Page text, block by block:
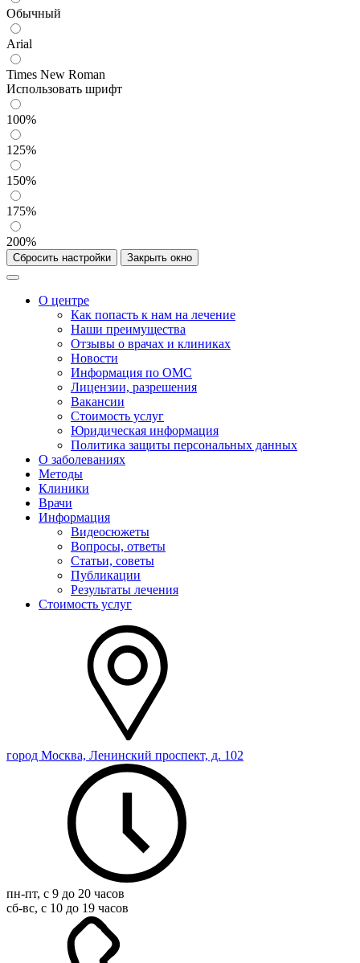
Обычный
Arial
Times New Roman
Использовать шрифт
100%
125%
150%
175%
200%
Сбросить настройки Закрыть окно
О центре
Как попасть к нам на лечение
Наши преимущества
Отзывы о врачах и клиниках
Новости
Информация по ОМС
Лицензии, разрешения
Вакансии
Стоимость услуг
Юридическая информация
Политика защиты персональных данных
О заболеваниях
Методы
Клиники
Врачи
Информация
Видеосюжеты
Вопросы, ответы
Статьи, советы
Публикации
Результаты лечения
Стоимость услуг
город Москва, Ленинский проспект, д. 102
пн-пт, с 9 до 20 часов
сб-вс, с 10 до 19 часов